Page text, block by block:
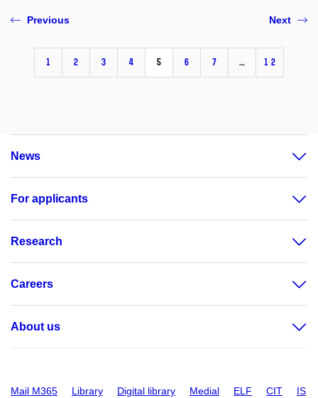
Previous
1 2 3 4 5 6 7 … 12
Next
News
For applicants
Research
Careers
About us
Mail M365 Library Digital library Medial ELF CIT IS